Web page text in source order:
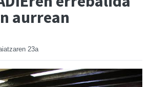
aurrean
23a